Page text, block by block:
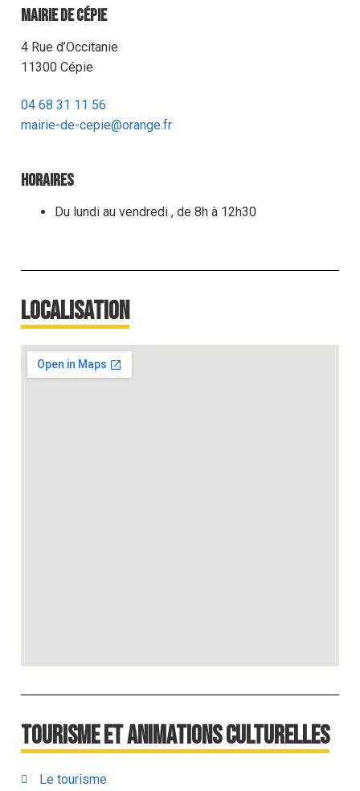
Mairie de Cépie
4 Rue d’Occitanie
11300 Cépie
04 68 31 11 56
mairie-de-cepie@orange.fr
Horaires
Du lundi au vendredi , de 8h à 12h30
Localisation
Tourisme et animations culturelles
Le tourisme